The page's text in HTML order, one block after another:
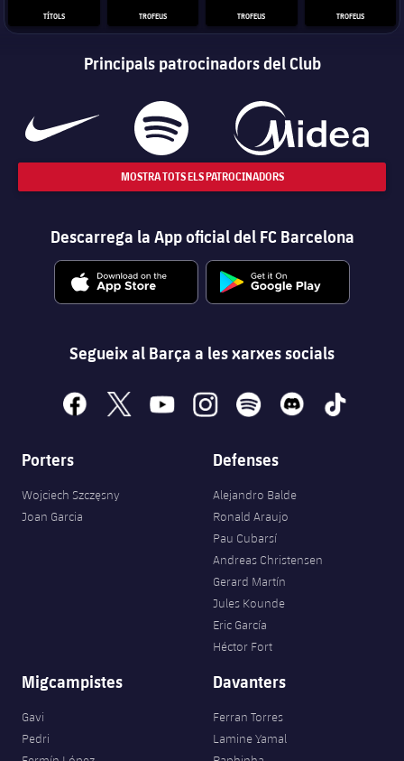
TÍTOLS TROFEUS TROFEUS TROFEUS
Principals patrocinadors del Club
MOSTRA TOTS ELS PATROCINADORS
Descarrega la App oficial del FC Barcelona
Segueix al Barça a les xarxes socials
facebook
x youtubeinstagramspotify discord tiktok
Porters
Wojciech Szczęsny
Joan Garcia
Defenses
Alejandro Balde
Ronald Araujo
Pau Cubarsí
Andreas Christensen
Gerard Martín
Jules Kounde
Eric García
Héctor Fort
Migcampistes
Gavi
Pedri
Davanters
Ferran Torres
Lamine Yamal